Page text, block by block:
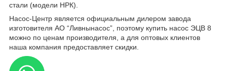
стали (модели НРК).
Насос-Центр является официальным дилером завода
изготовителя АО “Ливнынасос”, поэтому купить насос ЭЦВ 8
можно по ценам производителя, а для оптовых клиентов
наша компания предоставляет скидки.